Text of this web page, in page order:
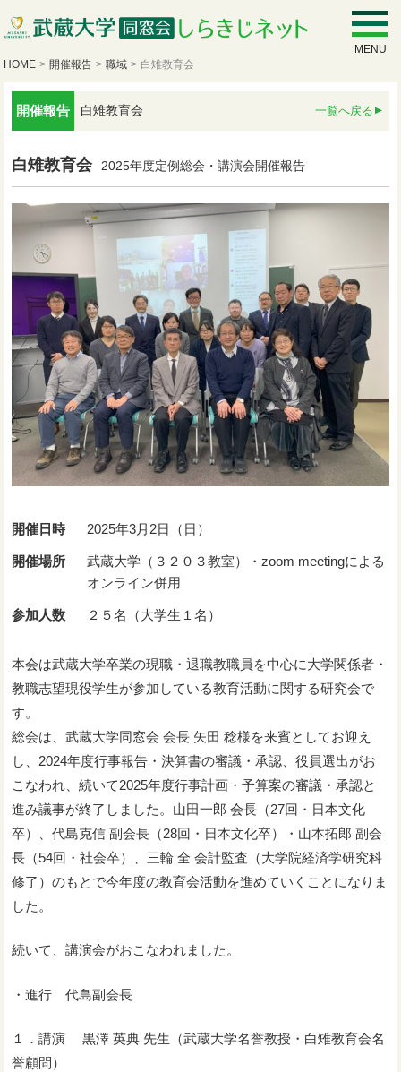
MENU
HOME > 開催報告 > 職域 > 白雉教育会
開催報告 白雉教育会 一覧へ戻る
白雉教育会 2025年度定例総会・講演会開催報告
開催日時 2025年3月2日（日）
開催場所
武蔵大学（３２０３教室）・zoom meetingによる
オンライン併用
参加人数 ２５名（大学生１名）
本会は武蔵大学卒業の現職・退職教職員を中心に大学関係者・
教職志望現役学生が参加している教育活動に関する研究会で
す。
総会は、武蔵大学同窓会 会長 矢田 稔様を来賓としてお迎え
し、2024年度行事報告・決算書の審議・承認、役員選出がお
こなわれ、続いて2025年度行事計画・予算案の審議・承認と
進み議事が終了しました。山田一郎 会長（27回・日本文化
卒）、代島克信 副会長（28回・日本文化卒）・山本拓郎 副会
長（54回・社会卒）、三輪 全 会計監査（大学院経済学研究科
修了）のもとで今年度の教育会活動を進めていくことになりま
した。
続いて、講演会がおこなわれました。
・進行 代島副会長
１．講演 黒澤 英典 先生（武蔵大学名誉教授・白雉教育会名
誉顧問）